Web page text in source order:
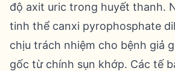
độ axit uric trong huyết thanh.
tinh thể canxi pyrophosphate
chịu trách nhiệm cho bệnh giả
gốc từ chính sụn khớp. Các tế